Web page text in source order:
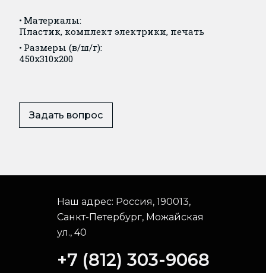
Материалы:
Пластик, комплект электрики, печать
Размеры (в/ш/г):
450x310x200
Задать вопрос
Наш адрес: Россия, 190013,
Санкт-Петербург, Можайская
ул., 40
+7 (812) 303-9068